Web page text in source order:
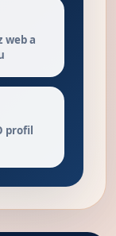
web a
profil